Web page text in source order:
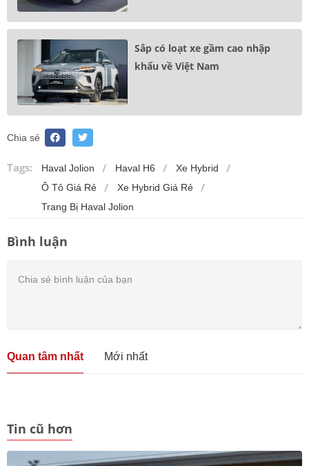
Sắp có loạt xe gầm cao nhập
khẩu về Việt Nam
Chia sẻ
Tags: Haval Jolion Haval H6
Xe Hybrid
Ô Tô Giá Rẻ
Xe Hybrid Giá Rẻ
Trang Bị Haval Jolion
Bình luận
Quan tâm nhất Mới nhất
Tin cũ hơn